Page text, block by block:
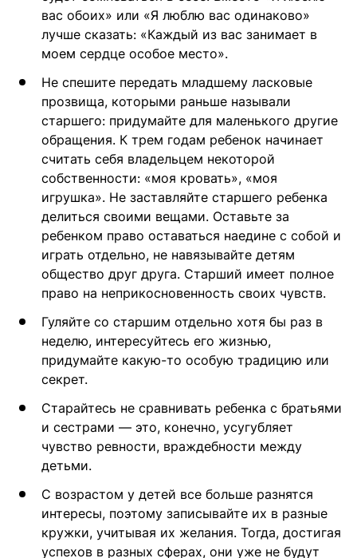
вас обоих» или «Я люблю вас одинаково»
лучше сказать: «Каждый из вас занимает в
моем сердце особое место».
Не спешите передать младшему ласковые
прозвища, которыми раньше называли
старшего: придумайте для маленького другие
обращения. К трем годам ребенок начинает
считать себя владельцем некоторой
собственности: «моя кровать», «моя
игрушка». Не заставляйте старшего ребенка
делиться своими вещами. Оставьте за
ребенком право оставаться наедине с собой и
играть отдельно, не навязывайте детям
общество друг друга. Старший имеет полное
право на неприкосновенность своих чувств.
Гуляйте со старшим отдельно хотя бы раз в
неделю, интересуйтесь его жизнью,
придумайте какую-то особую традицию или
секрет.
Старайтесь не сравнивать ребенка с братьями
и сестрами — это, конечно, усугубляет
чувство ревности, враждебности между
детьми.
С возрастом у детей все больше разнятся
интересы, поэтому записывайте их в разные
кружки, учитывая их желания. Тогда, достигая
успехов в разных сферах, они уже не будут